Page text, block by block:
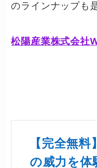
のラインナップも
松陽産業株式会社
【完全無
の威力を体